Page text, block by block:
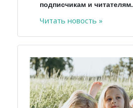
подписчикам и читателям.
Читать новость »